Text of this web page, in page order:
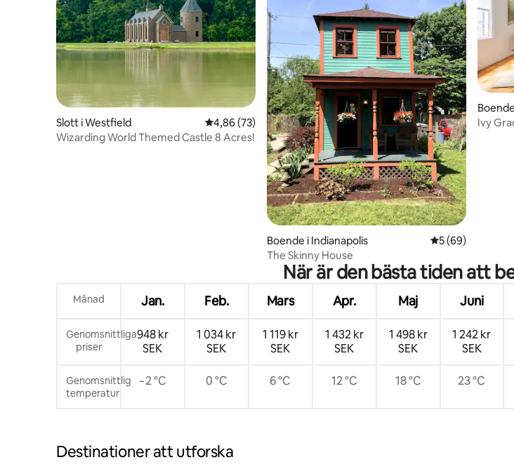
Slott i Westfield 4,86 av 5 i genomsnittligt betyg, 73 omdömen
4,86 (73)
Wizarding World Themed Castle 8 Acres!
Boende i Indianapolis 5 av 5 i
5 (69)
The Skinny House
Ivy
När är den bästa tiden att
Månad Jan. Feb. Mars Apr. Maj Juni
Genomsnittliga
priser
948 kr
SEK
1 034 kr
SEK
1 119 kr
SEK
1 432 kr
SEK
1 498 kr
SEK
1 242 kr
SEK
Genomsnittlig
temperatur
−2 °C 0 °C 6 °C 12 °C 18 °C 23 °C
Destinationer att utforska